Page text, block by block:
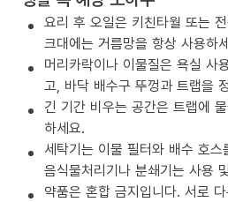
요리 후 오일은 키친타월 또는
크대에는 거름망을 항상 사용하
머리카락이나 이물질은 욕실 사
고, 바닥 배수구 뚜껑과 트랩을
긴 기간 비우는 공간은 트랩에
하세요.
세탁기는 이물 필터와 배수 호
음식물처리기나 분쇄기는 사용
약품은 혼합 금지입니다. 서로